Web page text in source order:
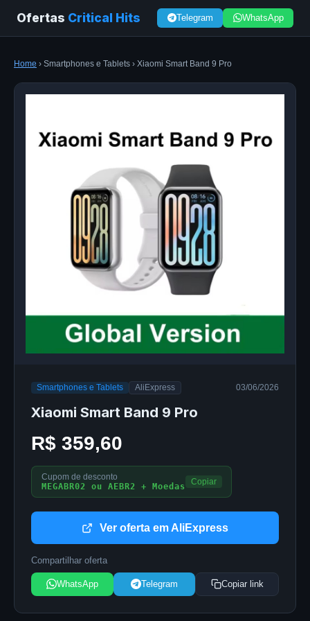
Ofertas Critical Hits Telegram WhatsApp
Home › Smartphones e Tablets › Xiaomi Smart Band 9 Pro
Smartphones e Tablets AliExpress 03/06/2026
Xiaomi Smart Band 9 Pro
R$ 359,60
Cupom de desconto
MEGABR02 ou AEBR2 + Moedas
Copiar
Ver oferta em AliExpress
Compartilhar oferta
WhatsApp Telegram Copiar link